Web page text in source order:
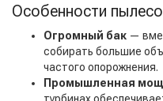
Особенности
Огромный бак —
собирать большие
частого опорожнения.
Промышленная